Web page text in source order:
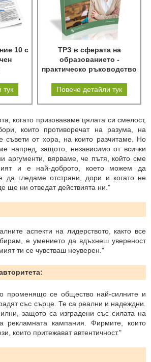
10 с
тук
ТРЗ в сферата на
образованието -
практическо ръководство
Повече детайли тук
когато призоваваме цялата си смелост,
които противоречат на разума, на
съвети от хора, на които разчитаме. Но
напред, защото, независимо от всички
аргументи, вярваме, че пътя, който сме
и е най-доброто, което можем да
да гледаме отстрани, дори и когато не
ще ни отведат действията ни."
аспекти на лидерството, както все
е умението да вдъхнеш увереност
ти се чувстваш неуверен."
променящо се общество най-силните и
със сърце. Те са реални и надеждни.
защото са изградени със силата на
рекламната кампания. Фирмите, които
които притежават автентичност."